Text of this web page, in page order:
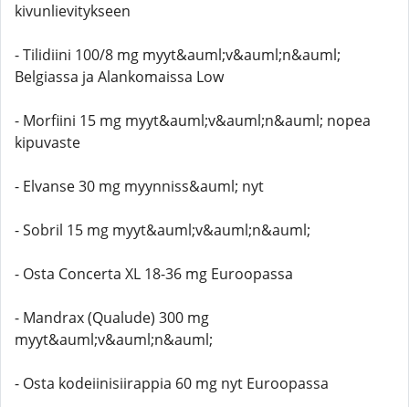
kivunlievitykseen
- Tilidiini 100/8 mg myyt&auml;v&auml;n&auml;
Belgiassa ja Alankomaissa Low
- Morfiini 15 mg myyt&auml;v&auml;n&auml; nopea
kipuvaste
- Elvanse 30 mg myynniss&auml; nyt
- Sobril 15 mg myyt&auml;v&auml;n&auml;
- Osta Concerta XL 18-36 mg Euroopassa
- Mandrax (Qualude) 300 mg
myyt&auml;v&auml;n&auml;
- Osta kodeiinisiirappia 60 mg nyt Euroopassa